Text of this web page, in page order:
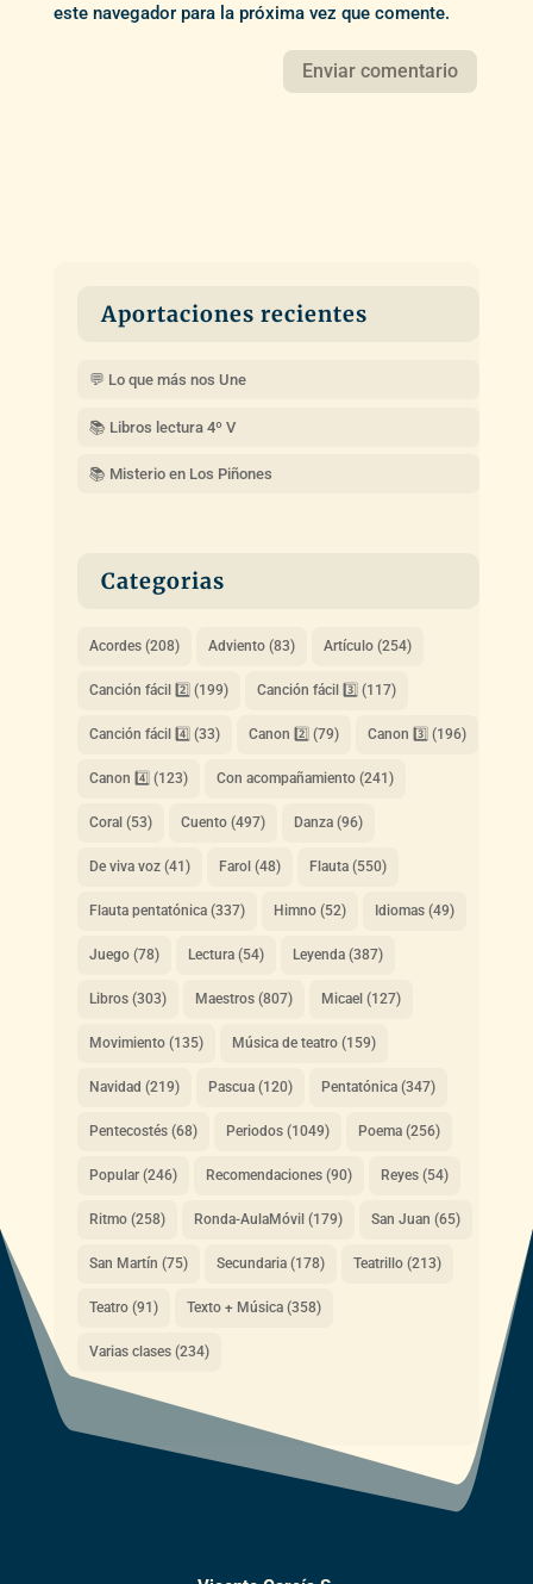
este navegador para la próxima vez que comente.
Aportaciones recientes
💬 Lo que más nos Une
📚 Libros lectura 4º V
📚 Misterio en Los Piñones
Categorias
Acordes(208) Adviento(83) Artículo(254)
Canción fácil 2️⃣ (199) Canción fácil 3️⃣ (117)
Canción fácil 4️⃣ (33) Canon 2️⃣ (79) Canon 3️⃣ (196)
Canon 4️⃣ (123) Con acompañamiento(241)
Coral (53) Cuento(497) Danza(96)
De viva voz(41) Farol (48) Flauta(550)
Flauta pentatónica(337) Himno(52) Idiomas(49)
Juego(78) Lectura(54) Leyenda(387)
Libros(303) Maestros(807) Micael (127)
Movimiento(135) Música de teatro(159)
Navidad (219) Pascua(120) Pentatónica(347)
Pentecostés(68) Periodos(1049) Poema(256)
Popular(246) Recomendaciones(90) Reyes(54)
Ritmo(258) Ronda-AulaMóvil (179) San Juan (65)
San Martín (75) Secundaria(178) Teatrillo(213)
Teatro(91) Texto + Música(358)
Varias clases(234)